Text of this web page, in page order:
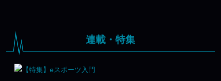
連載・特集